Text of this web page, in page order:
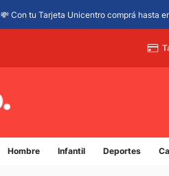
💸 Con tu Tarjeta Unicentro comprá hasta
Hombre Infantil Deportes